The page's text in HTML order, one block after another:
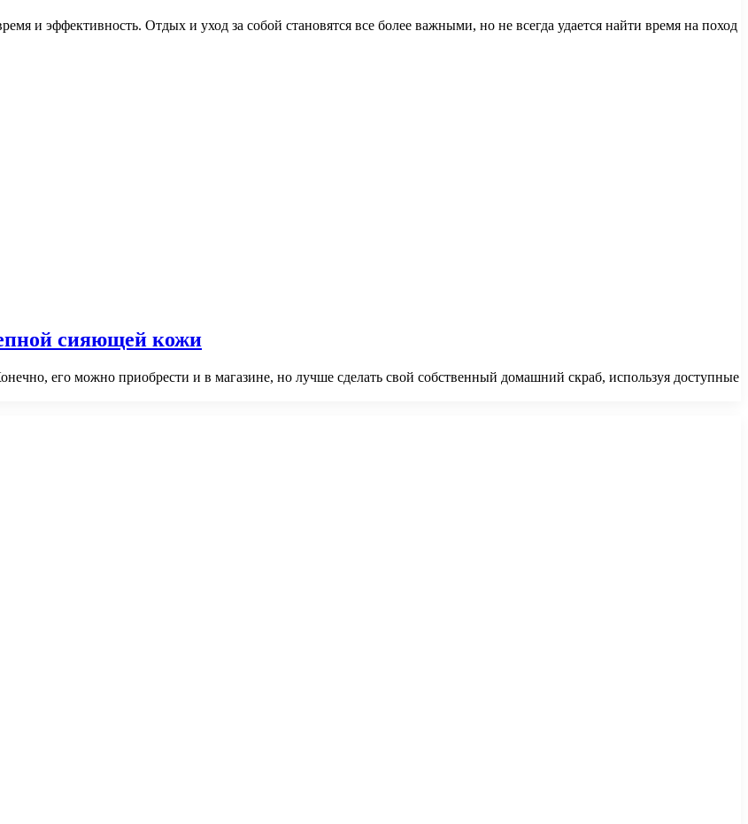
и эффективность. Отдых и уход за собой становятся все более важными, но не всегда удается найти время на поход
сияющей кожи
его можно приобрести и в магазине, но лучше сделать свой собственный домашний скраб, используя доступные